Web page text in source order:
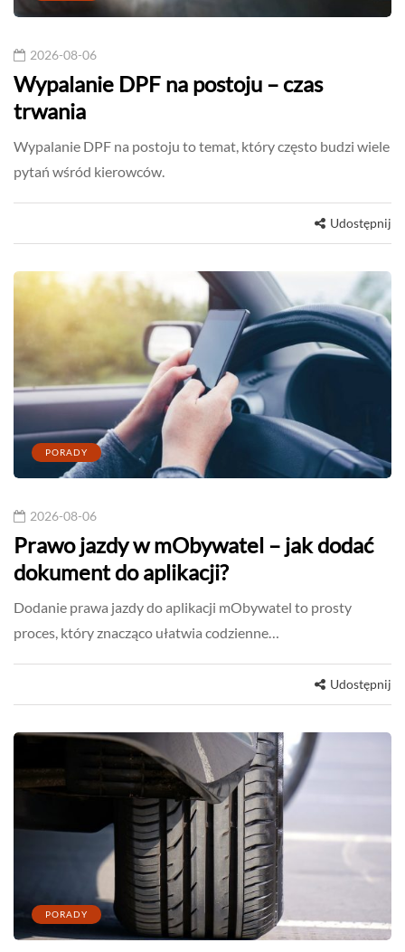
2026-08-06
Wypalanie DPF na postoju – czas
trwania
Wypalanie DPF na postoju to temat, który często budzi wiele
pytań wśród kierowców.
Udostępnij
PORADY
2026-08-06
Prawo jazdy w mObywatel – jak dodać
dokument do aplikacji?
Dodanie prawa jazdy do aplikacji mObywatel to prosty
proces, który znacząco ułatwia codzienne…
Udostępnij
PORADY